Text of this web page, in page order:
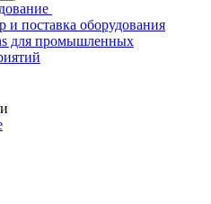
и поставка оборудования
для промышленных